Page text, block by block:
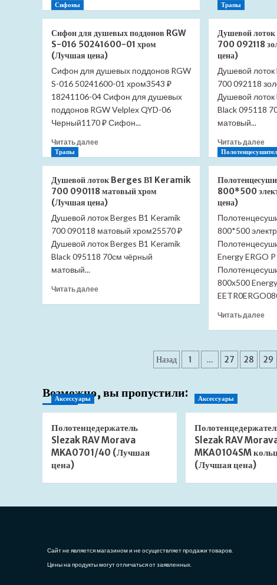
жидкого
мыла
Slezak
RAV
Morava
MKA0303SM
(Лучшая
S-
15
01
Сифоны
Сифон для душевых поддонов RGW
S-016 50241600-01 хром
(Лучшая цена)
Сифон для душевых поддонов RGW
S-016 50241600-01 хром3543 ₽
18241106-04 Сифон для душевых
поддонов RGW Velplex QYD-06
Черный1170 ₽ Сифон...
Читать далееПрочитать
для
душевых
поддонов
RGW
S-
016
50241600-
Трапы
Душевой
700 092118
цена)
Душевой
700 092118
Душевой
Black 095118
матовый...
Читать далее
700
Трапы
Душевой лоток Berges В1 Keramik
700 090118 матовый хром
(Лучшая цена)
Душевой лоток Berges В1 Keramik
700 090118 матовый хром25570 ₽
Душевой лоток Berges В1 Keramik
Black 095118 70см чёрный
матовый...
Читать далееПрочитать
матовый
хром
цена)
800*500
цена)
800*500
Energy ERGO
800x500
Читать далее
Пагинация
Назад 1 … 27 28 29
Возможно, вы пропустили:
Аксессуары
Полотенцедержатель
Slezak RAV Morava
MKA0701/40 (Лучшая
цена)
Аксессуары
Slezak RAV
MKA0104SM
(Лучшая цена)
Сайт не является магазином и не осуществляет продажи товаров.
Цены на продукты могут отличаться от заявленных.